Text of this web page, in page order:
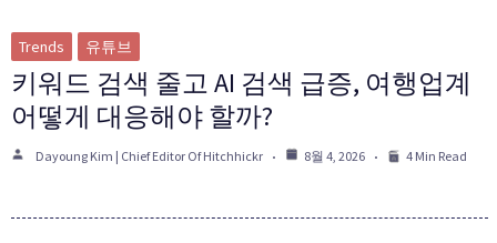
Trends 유튜브
키워드 검색 줄고 AI 검색 급증, 여행업계
어떻게 대응해야 할까?
Dayoung Kim | Chief Editor Of Hitchhickr 8월 4, 2026 4 Min Read